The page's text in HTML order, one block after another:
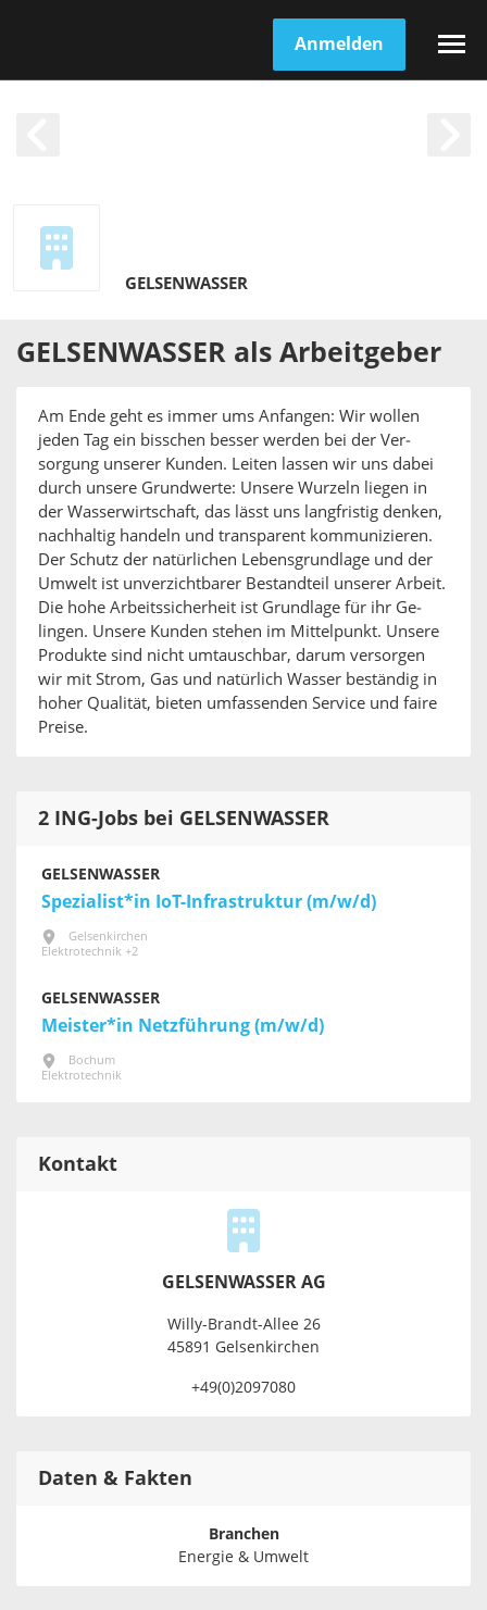
Anmelden
GELSENWASSER
GELSENWASSER als Arbeitgeber
Am Ende geht es immer ums An­fangen: Wir wollen
jeden Tag ein bisschen besser werden bei der Ver­
sorgung unserer Kunden. Leiten lassen wir uns dabei
durch unsere Grundwerte: Unsere Wurzeln liegen in
der Was­ser­wirt­schaft, das lässt uns lang­fristig denken,
nach­haltig handeln und trans­parent kom­mu­ni­zieren.
Der Schutz der na­tür­lichen Le­bens­grundlage und der
Umwelt ist un­ver­zichtbarer Be­standteil unserer Arbeit.
Die hohe Ar­beits­si­cherheit ist Grundlage für ihr Ge­
lingen. Unsere Kunden stehen im Mit­telpunkt. Unsere
Produkte sind nicht um­tauschbar, darum ver­sorgen
wir mit Strom, Gas und na­türlich Wasser be­ständig in
hoher Qualität, bieten um­fas­senden Service und faire
Preise.
2 ING-Jobs bei GELSENWASSER
GELSENWASSER
Spezialist*in IoT-Infrastruktur (m/w/d)
Gelsenkirchen
Elektrotechnik +2
GELSENWASSER
Meister*in Netzführung (m/w/d)
Bochum
Elektrotechnik
Kontakt
GELSENWASSER AG
Willy-Brandt-Allee 26
45891 Gelsenkirchen
+49(0)2097080
Daten & Fakten
Branchen
Energie & Umwelt